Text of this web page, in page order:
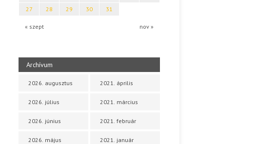
« szept nov »
27
28 29 30 31
Archívum
2026. augusztus
2026. július
2026. június
2026. május
2021. április
2021. március
2021. február
2021. január